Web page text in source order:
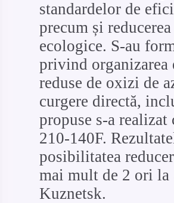
standardelor de
precum și
ecologice. S-au
privind organizarea
reduse de oxizi de
curgere directă,
propuse s-a
210-140F.
posibilitatea
mai mult de 2 ori la
Kuznetsk.